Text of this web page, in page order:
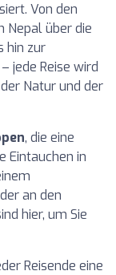
Von den
Nepal über die
hin zur
jede Reise wird
Natur und der
, die eine
Eintauchen in
an den
hier, um Sie
Reisende eine